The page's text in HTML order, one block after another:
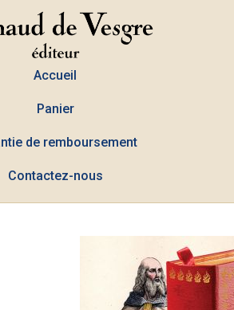
Accueil
Panier
de remboursement
Contactez-nous